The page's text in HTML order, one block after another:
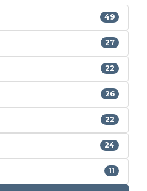
49
27
22
26
22
24
11